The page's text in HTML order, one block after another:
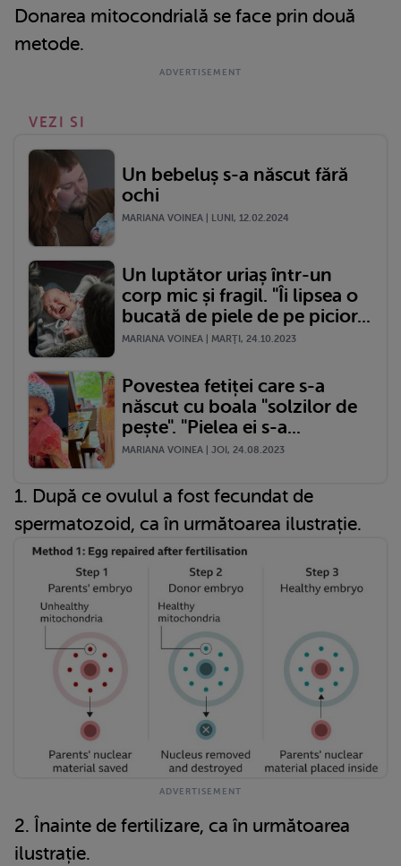
Donarea mitocondrială se face prin două
metode.
VEZI SI
Un bebeluș s-a născut fără
ochi
MARIANA VOINEA | LUNI, 12.02.2024
Un luptător uriaș într-un
corp mic și fragil. "Îi lipsea o
bucată de piele de pe picior...
MARIANA VOINEA | MARŢI, 24.10.2023
Povestea fetiței care s-a
născut cu boala "solzilor de
pește". "Pielea ei s-a...
MARIANA VOINEA | JOI, 24.08.2023
1. După ce ovulul a fost fecundat de
spermatozoid, ca în următoarea ilustrație.
2. Înainte de fertilizare, ca în următoarea
ilustrație.